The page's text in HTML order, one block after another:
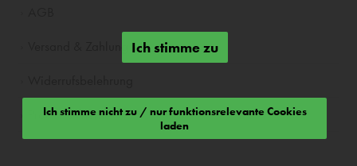
Produktsicherheit
Ich stimme zu
Ich stimme nicht zu / nur funktionsrelevante Cookies
laden